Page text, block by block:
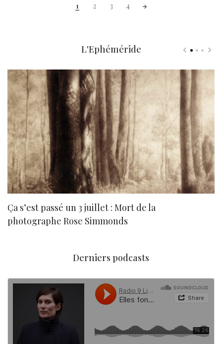
1 2 3 4
L'Ephéméride
Ça s’est passé un 3 juillet : Mort de la
photographe Rose Simmonds
Derniers podcasts